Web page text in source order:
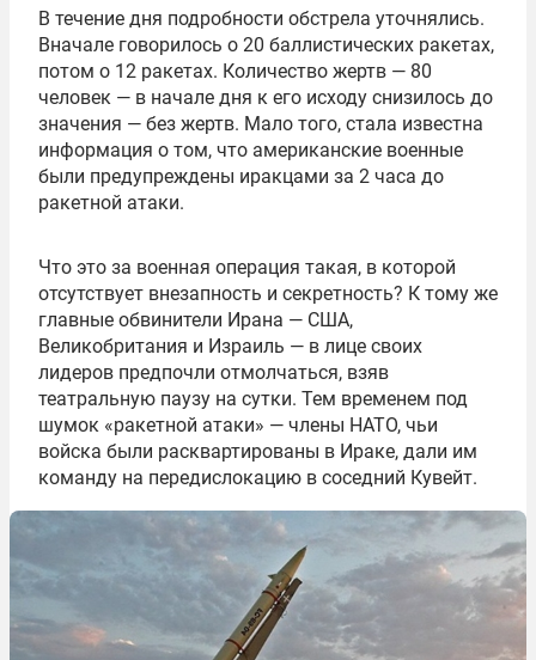
В течение дня подробности обстрела уточнялись.
Вначале говорилось о 20 баллистических ракетах,
потом о 12 ракетах. Количество жертв — 80
человек — в начале дня к его исходу снизилось до
значения — без жертв. Мало того, стала известна
информация о том, что американские военные
были предупреждены иракцами за 2 часа до
ракетной атаки.
Что это за военная операция такая, в которой
отсутствует внезапность и секретность? К тому же
главные обвинители Ирана — США,
Великобритания и Израиль — в лице своих
лидеров предпочли отмолчаться, взяв
театральную паузу на сутки. Тем временем под
шумок «ракетной атаки» — члены НАТО, чьи
войска были расквартированы в Ираке, дали им
команду на передислокацию в соседний Кувейт.